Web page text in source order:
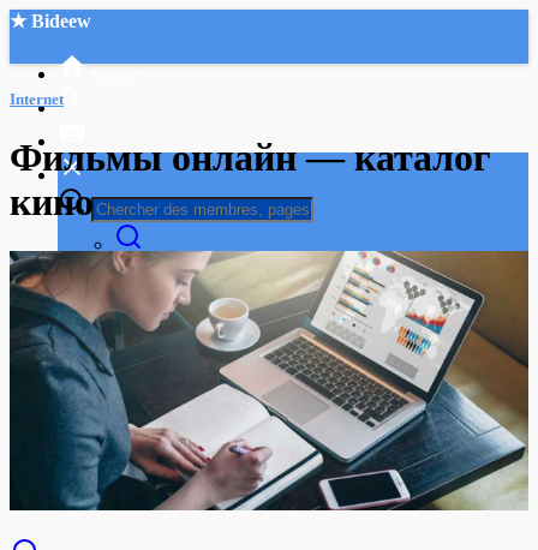
★ Bideew
Recherche Avancée
Mon compte
Connexion
Créer un compte
Mode nuit
Internet
Фильмы онлайн — каталог
кино